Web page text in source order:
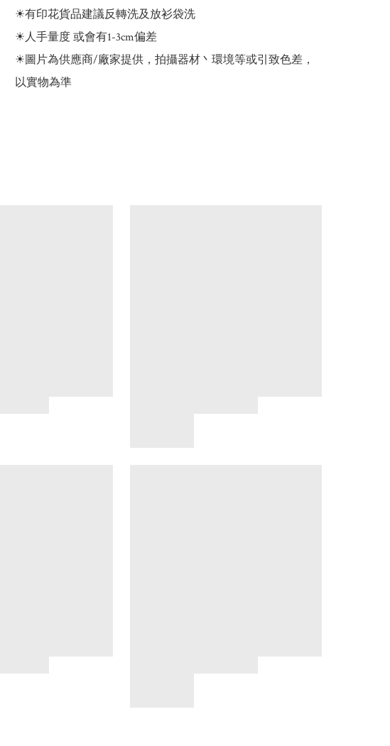
☀有印花貨品建議反轉洗及放衫袋洗
☀人手量度 或會有1-3cm偏差
☀圖片為供應商/廠家提供，拍攝器材丶環境等或引致色差，